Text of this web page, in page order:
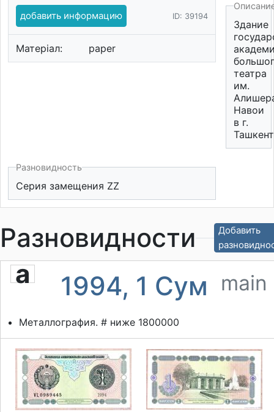
добавить информацию ID: 39194
Матеріал: paper
Здание
театра
им.
Навои
в г.
Разновидность
Серия замещения ZZ
Разновидности
Добавить
a 1994, 1 Сум main
Металлография. # ниже 1800000